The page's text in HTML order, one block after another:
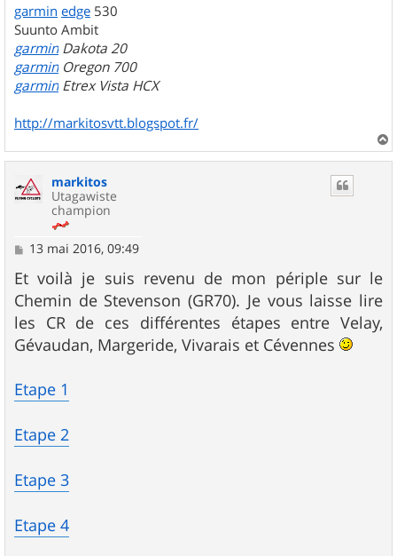
garmin edge 530
Suunto Ambit
garmin Dakota 20
garmin Oregon 700
garmin Etrex Vista HCX
http://markitosvtt.blogspot.fr/
a
markitos
Utagawiste
champion
M
s
s
a
g
e
13 mai 2016, 09:49
Et voilà je suis revenu de mon périple sur le
Chemin de Stevenson (GR70). Je vous laisse lire
les CR de ces différentes étapes entre Velay,
Gévaudan, Margeride, Vivarais et Cévennes
Etape 1
Etape 2
Etape 3
Etape 4